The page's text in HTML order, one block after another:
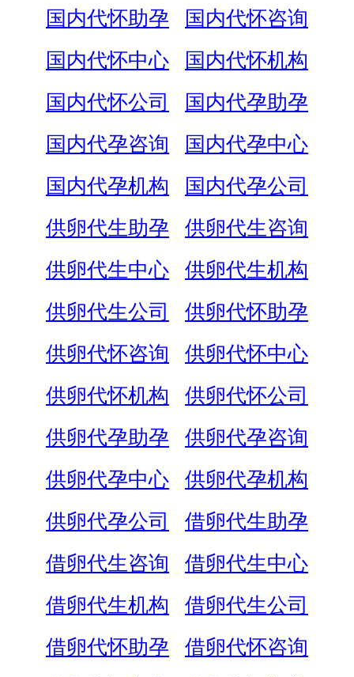
国内代怀助孕
国内代怀咨询
国内代怀中心
国内代怀机构
国内代怀公司
国内代孕助孕
国内代孕咨询
国内代孕中心
国内代孕机构
国内代孕公司
供卵代生助孕
供卵代生咨询
供卵代生中心
供卵代生机构
供卵代生公司
供卵代怀助孕
供卵代怀咨询
供卵代怀中心
供卵代怀机构
供卵代怀公司
供卵代孕助孕
供卵代孕咨询
供卵代孕中心
供卵代孕机构
供卵代孕公司
借卵代生助孕
借卵代生咨询
借卵代生中心
借卵代生机构
借卵代生公司
借卵代怀助孕
借卵代怀咨询